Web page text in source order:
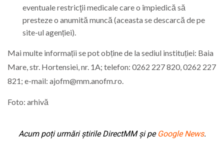
eventuale restricţii medicale care o împiedică să
presteze o anumită muncă (aceasta se descarcă de pe
site-ul agenției).
Mai multe informații se pot obține de la sediul instituției: Baia
Mare, str. Hortensiei, nr. 1A; telefon: 0262 227 820, 0262 227
821; e-mail: ajofm@mm.anofm.ro.
Foto: arhivă
Acum poți urmări știrile DirectMM și pe Google News.